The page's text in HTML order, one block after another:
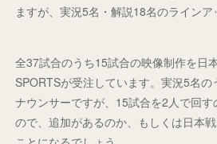
ますが、実況5名・解説18名のラインア
全37試合のうち15試合の映像制作を日
SPORTSが受注しています。実況5名
ナウンサーですが、15試合を2人で回
ので、追加があるのか、もしくは日本